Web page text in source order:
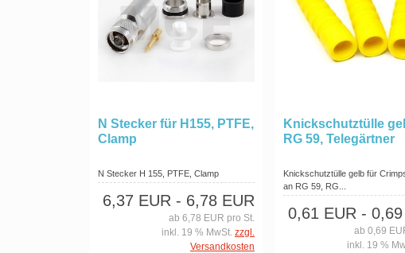
N Stecker für H155, PTFE,
Clamp
N Stecker H 155, PTFE, Clamp
6,37 EUR - 6,78 EUR
ab 6,78 EUR pro St.
inkl. 19 % MwSt. zzgl.
Versandkosten
Knickschutztülle
RG 59, Telegärtner
Knickschutztülle gelb für
an RG 59, RG...
0,61 EUR -
ab 0,69
inkl. 19 %